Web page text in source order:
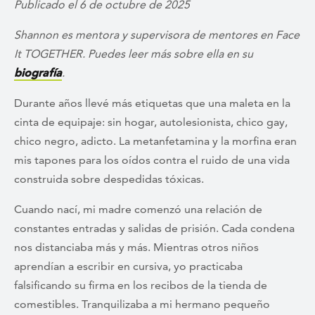
Publicado el 6 de octubre de 2025
Shannon es mentora y supervisora ​​de mentores en Face
It TOGETHER. Puedes leer más sobre ella en su
biografía.
Durante años llevé más etiquetas que una maleta en la
cinta de equipaje: sin hogar, autolesionista, chico gay,
chico negro, adicto. La metanfetamina y la morfina eran
mis tapones para los oídos contra el ruido de una vida
construida sobre despedidas tóxicas.
Cuando nací, mi madre comenzó una relación de
constantes entradas y salidas de prisión. Cada condena
nos distanciaba más y más. Mientras otros niños
aprendían a escribir en cursiva, yo practicaba
falsificando su firma en los recibos de la tienda de
comestibles. Tranquilizaba a mi hermano pequeño